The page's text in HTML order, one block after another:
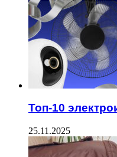
Топ-10
25.11.2025